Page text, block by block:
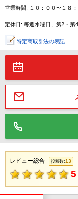
営業時間: １０：００〜１８：
定休日: 毎週水曜日、第2・第
特定商取引法の表記
レビュー総合 投稿数:13
5